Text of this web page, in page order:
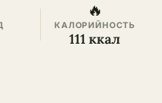
🔥
КАЛОРИЙНОСТЬ
111 ккал